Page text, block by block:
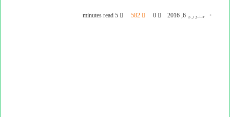
جنوری 6, 2016 0
582